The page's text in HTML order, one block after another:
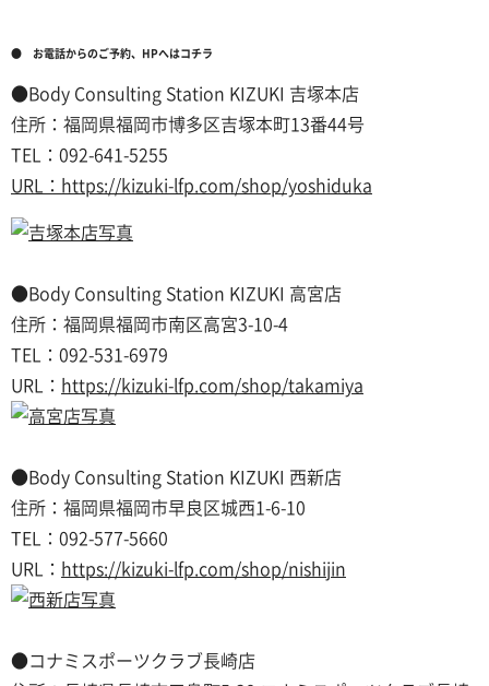
● お電話からのご予約、HPへはコチラ
●Body Consulting Station KIZUKI 吉塚本店
住所：福岡県福岡市博多区吉塚本町13番44号
TEL：092-641-5255
URL：https://kizuki-lfp.com/shop/yoshiduka
●Body Consulting Station KIZUKI 高宮店
住所：福岡県福岡市南区高宮3-10-4
TEL：092-531-6979
URL： https://kizuki-lfp.com/shop/takamiya
●Body Consulting Station KIZUKI 西新店
住所：福岡県福岡市早良区城西1-6-10
TEL：092-577-5660
URL： https://kizuki-lfp.com/shop/nishijin
●コナミスポーツクラブ長崎店